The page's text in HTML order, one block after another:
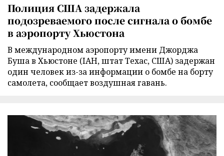
Полиция США задержала
подозреваемого после сигнала о бомбе
в аэропорту Хьюстона
В международном аэропорту имени Джорджа
Буша в Хьюстоне (IAH, штат Техас, США) задержан
один человек из-за информации о бомбе на борту
самолета, сообщает воздушная гавань.